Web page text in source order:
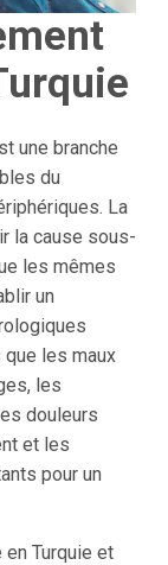
une branche
du
La
la cause sous-
les mêmes
un
les maux
les
douleurs
et les
pour un
Turquie et